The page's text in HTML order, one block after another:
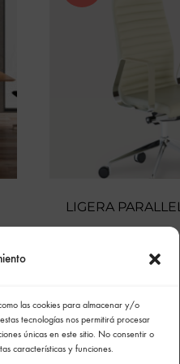
las cookies para almacenar y/o
tecnologías nos permitirá procesar
únicas en este sitio. No consentir o
características y funciones.
LIGERA PARALLEL